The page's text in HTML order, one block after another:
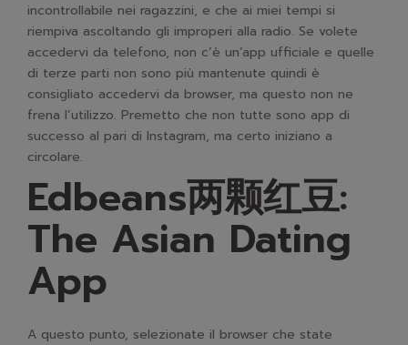
incontrollabile nei ragazzini, e che ai miei tempi si
riempiva ascoltando gli improperi alla radio. Se volete
accedervi da telefono, non c’è un’app ufficiale e quelle
di terze parti non sono più mantenute quindi è
consigliato accedervi da browser, ma questo non ne
frena l’utilizzo. Premetto che non tutte sono app di
successo al pari di Instagram, ma certo iniziano a
circolare.
Edbeans两颗红豆:
The Asian Dating
App
A questo punto, selezionate il browser che state